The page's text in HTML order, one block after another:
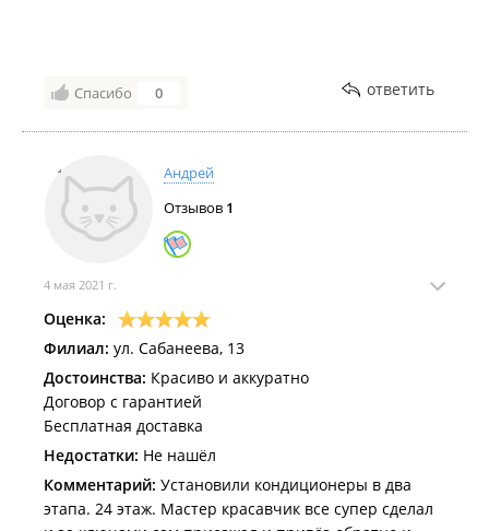
Спасибо 0 ответить
Андрей
Отзывов 1
4 мая 2021 г.
Оценка:
Филиал: ул. Сабанеева, 13
Достоинства: Красиво и аккуратно
Договор с гарантией
Бесплатная доставка
Недостатки: Не нашёл
Комментарий: Установили кондиционеры в два
этапа. 24 этаж. Мастер красавчик все супер сделал